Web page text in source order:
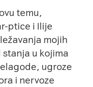
temu,
ptice i Ilije
mojih
u kojima
ugroze
i nervoze